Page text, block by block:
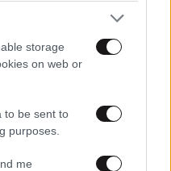
storage
on web or
to be sent to
purposes.
me
τις ειδήσεις